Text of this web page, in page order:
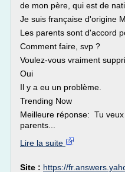
de mon père, qui est de
Je suis française d'origine
Les parents sont d'accord
Comment faire, svp ?
Voulez-vous vraiment
Oui
Il y a eu un problème.
Trending Now
Meilleure réponse: Tu
parents...
Lire la suite
Site : https://